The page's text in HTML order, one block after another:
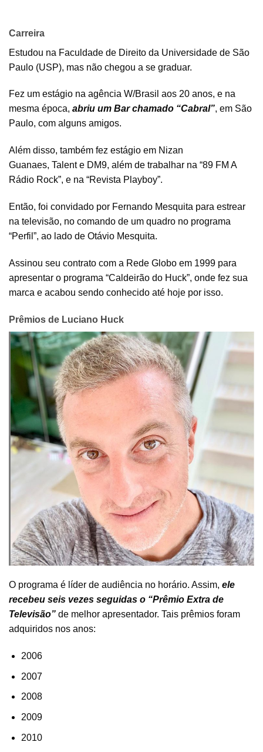
Carreira
Estudou na Faculdade de Direito da Universidade de São
Paulo (USP), mas não chegou a se graduar.
Fez um estágio na agência W/Brasil aos 20 anos, e na
mesma época, abriu um Bar chamado “Cabral”, em São
Paulo, com alguns amigos.
Além disso, também fez estágio em Nizan
Guanaes, Talent e DM9, além de trabalhar na “89 FM A
Rádio Rock”, e na “Revista Playboy”.
Então, foi convidado por Fernando Mesquita para estrear
na televisão, no comando de um quadro no programa
“Perfil”, ao lado de Otávio Mesquita.
Assinou seu contrato com a Rede Globo em 1999 para
apresentar o programa “Caldeirão do Huck”, onde fez sua
marca e acabou sendo conhecido até hoje por isso.
Prêmios de Luciano Huck
O programa é líder de audiência no horário. Assim, ele
recebeu seis vezes seguidas o “Prêmio Extra de
Televisão” de melhor apresentador. Tais prêmios foram
adquiridos nos anos:
2006
2007
2008
2009
2010